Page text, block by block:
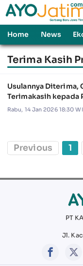
Home News
Terima Kasih
Usulannya Diterima,
Terimakasih kepada
Rabu, 14 Jan 2026 18:30
Previous 1
PT
Jl.